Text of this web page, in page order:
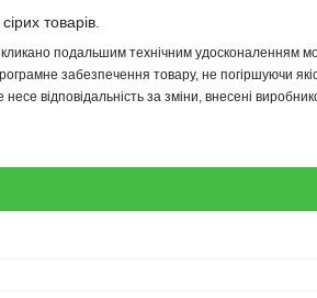
товарів.
подальшим технічним удосконаленням
забезпечення товару, не погіршуючи
відповідальність за зміни, внесені